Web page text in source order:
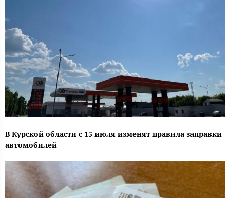
В Курской области с 15 июля изменят правила заправки
автомобилей